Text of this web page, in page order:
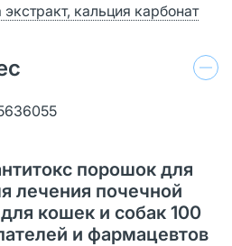
кальция карбонат
порошок для
лечения почечной
кошек и собак 100
и фармацевтов